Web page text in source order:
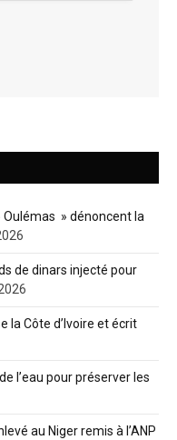
» dénoncent la
de dinars injecté pour
la Côte d’Ivoire et écrit
l’eau pour préserver les
au Niger remis à l’ANP